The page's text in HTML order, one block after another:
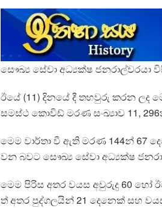
සෞඛ්‍ය සේවා අධ්‍යක්ෂ
ඊයේ (11) දිනයේ දී තහවුරු කරන ලද
සමස්ථ කොවිඩ් මරණ සංඛ්‍යාව 11,
මෙම වාර්තා වී ඇති මරණ 144න් 67
වන බවට සෞඛ්‍ය සේවා අධ්‍යක්ෂ
මෙම පිරිස අතර වයස අවුරුදු 60 හෝ
ත් අතර පුද්ගලයින් 21 දෙනෙක් සහ